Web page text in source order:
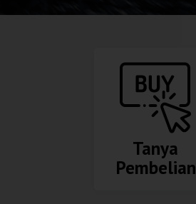
Tanya
Pembelian